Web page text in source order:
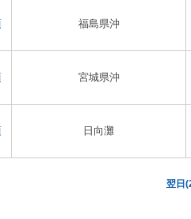
福島県沖
宮城県沖
日向灘
翌日